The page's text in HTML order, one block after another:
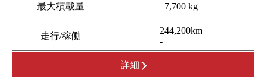
最大積載量 7,700 kg
走行/稼働
244,200km
-
詳細